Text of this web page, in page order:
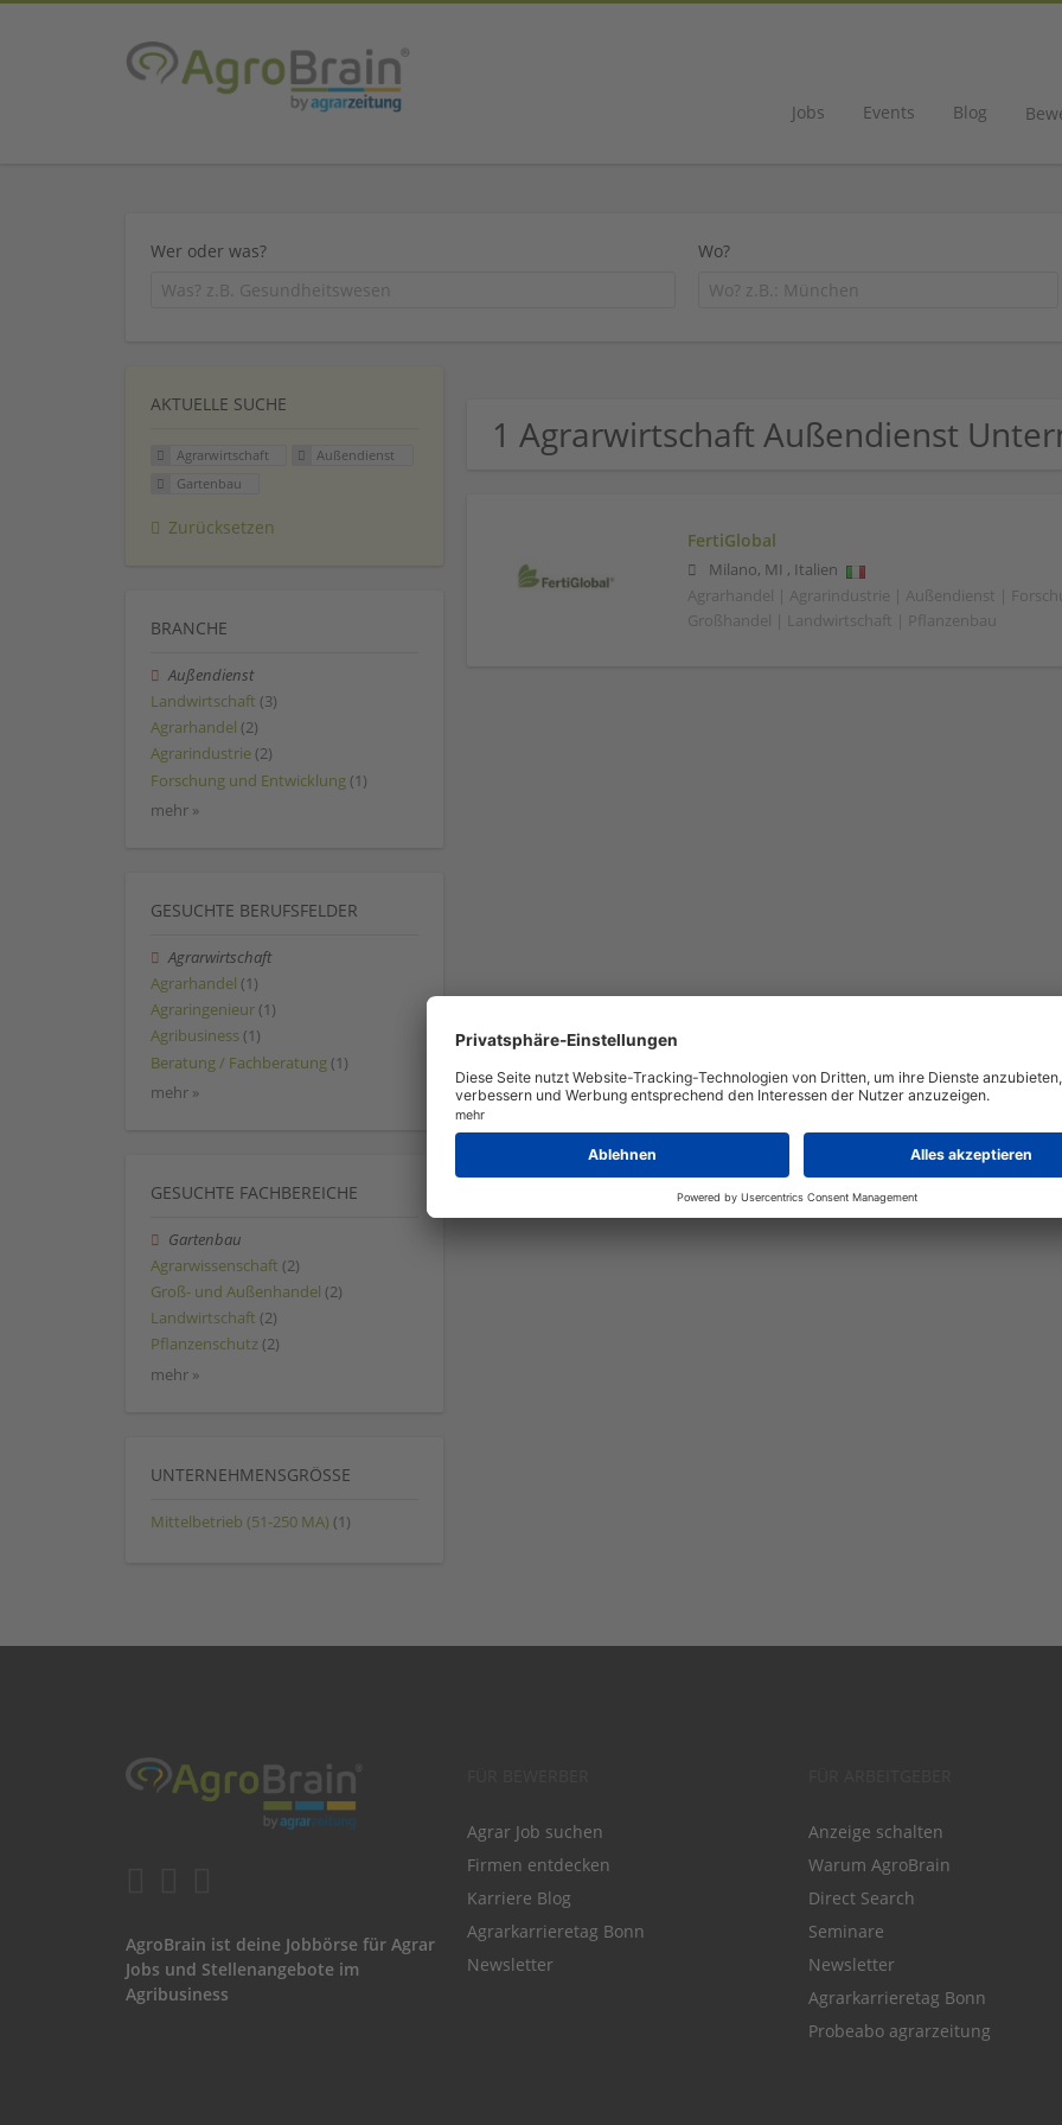
Jobs Events Blog
Wer oder was? Wo?
1 Agrarwirtschaft Außendienst
FertiGlobal
Milano, MI , Italien
Agrarhandel | Agrarindustrie | Außendienst |
Großhandel | Landwirtschaft | Pflanzenbau
AKTUELLE SUCHE
Agrarwirtschaft
Außendienst
Gartenbau
Zurücksetzen
BRANCHE
Außendienst
Landwirtschaft (3)
Agrarhandel (2)
Agrarindustrie (2)
Forschung und Entwicklung (1)
mehr »
GESUCHTE BERUFSFELDER
Agrarwirtschaft
Agrarhandel (1)
Agraringenieur (1)
Agribusiness (1)
Beratung / Fachberatung (1)
mehr »
GESUCHTE FACHBEREICHE
Gartenbau
Agrarwissenschaft (2)
Groß- und Außenhandel (2)
Landwirtschaft (2)
Pflanzenschutz (2)
mehr »
UNTERNEHMENSGRÖSSE
Mittelbetrieb (51-250 MA) (1)
AgroBrain ist deine Jobbörse für Agrar
Jobs und Stellenangebote im
Agribusiness
Agrar Job suchen
Firmen entdecken
Karriere Blog
Agrarkarrieretag Bonn
Newsletter
Anzeige schalten
Warum AgroBrain
Direct Search
Seminare
Newsletter
Agrarkarrieretag Bonn
Probeabo agrarzeitung